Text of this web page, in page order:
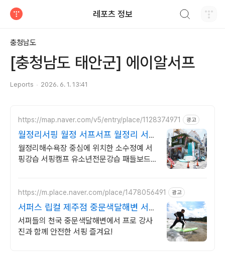
레포츠 정보
충청남도
[충청남도 태안군] 에이알서프
Leports 2026. 6. 1. 13:41
https://map.naver.com/v5/entry/place/1128374971 광고
월정리서핑 월정 서프서프 월정리 서핑
캠프 운영
월정리해수욕장 중심에 위치한 소수정예 서
핑강습 서핑캠프 유소년전문강습 패들보드
https://m.place.naver.com/place/1478056491 광고
서퍼스 립컬 제주점 중문색달해변 서핑
강습 렌탈
서퍼들의 천국 중문색달해변에서 프로 강사
진과 함께 안전한 서핑 즐겨요!